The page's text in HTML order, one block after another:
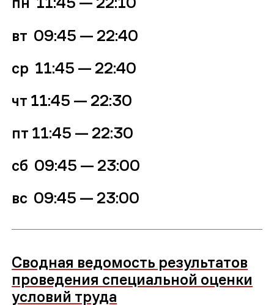
вт 09:45 —22:40
ср 11:45 — 22:40
чт 11:45 — 22:30
пт 11:45 — 22:30
сб 09:45 — 23:00
вс 09:45 — 23:00
Сводная ведомость результатов
проведения специальной оценки
условий труда